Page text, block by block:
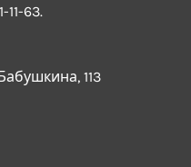
11-63.
113